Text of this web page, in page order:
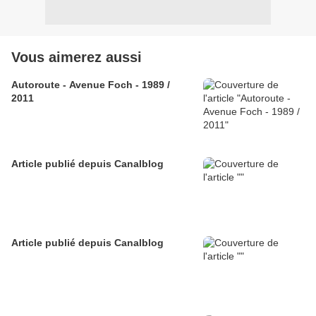
Vous aimerez aussi
Autoroute - Avenue Foch - 1989 /
2011
Article publié depuis Canalblog
Article publié depuis Canalblog